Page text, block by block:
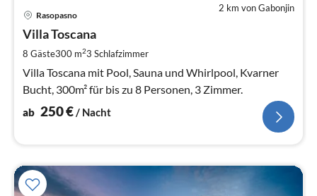
2 km von Gabonjin
Rasopasno
Villa Toscana
8 Gäste300 m23 Schlafzimmer
Villa Toscana mit Pool, Sauna und Whirlpool, Kvarner
Bucht, 300m² für bis zu 8 Personen, 3 Zimmer.
ab 250€/ Nacht